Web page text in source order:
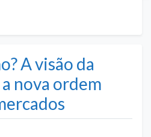
A visão da
nova ordem